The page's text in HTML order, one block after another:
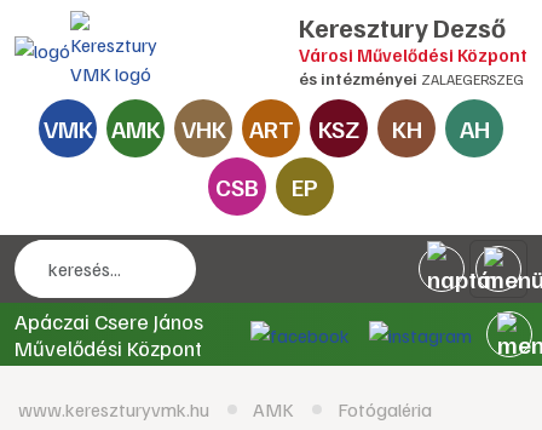
Keresztury Dezső
Városi Művelődési Központ
és intézményei ZALAEGERSZEG
VMK AMK VHK ART KSZ KH
AH
CSB
EP
Apáczai Csere János
Művelődési Központ
www.kereszturyvmk.hu AMK Fotógaléria